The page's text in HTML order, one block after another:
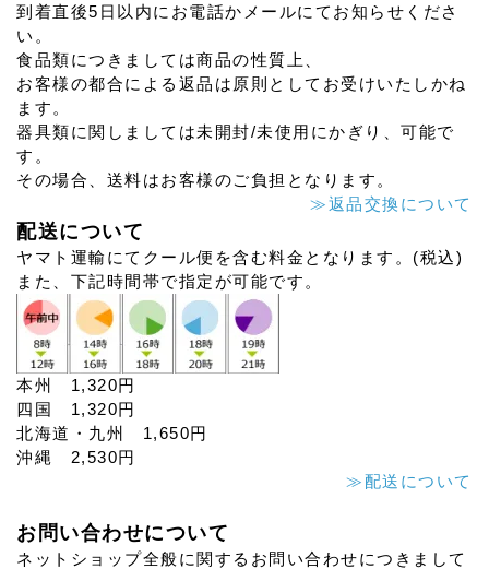
到着直後5日以内にお電話かメールにてお知らせくださ
い。
食品類につきましては商品の性質上、
お客様の都合による返品は原則としてお受けいたしかね
ます。
器具類に関しましては未開封/未使用にかぎり、可能で
す。
その場合、送料はお客様のご負担となります。
≫返品交換について
配送について
ヤマト運輸にてクール便を含む料金となります。(税込)
また、下記時間帯で指定が可能です。
本州 1,320円
四国 1,320円
北海道・九州 1,650円
沖縄 2,530円
≫配送について
お問い合わせについて
ネットショップ全般に関するお問い合わせにつきまして